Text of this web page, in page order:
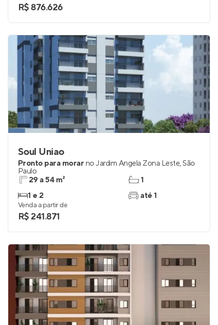
R$ 876.626
Soul Uniao
Pronto para morar no Jardim Ângela Zona Leste,São
Paulo
29 a 54 m²
1 e 2
1
até 1
Venda a partir de
R$ 241.871